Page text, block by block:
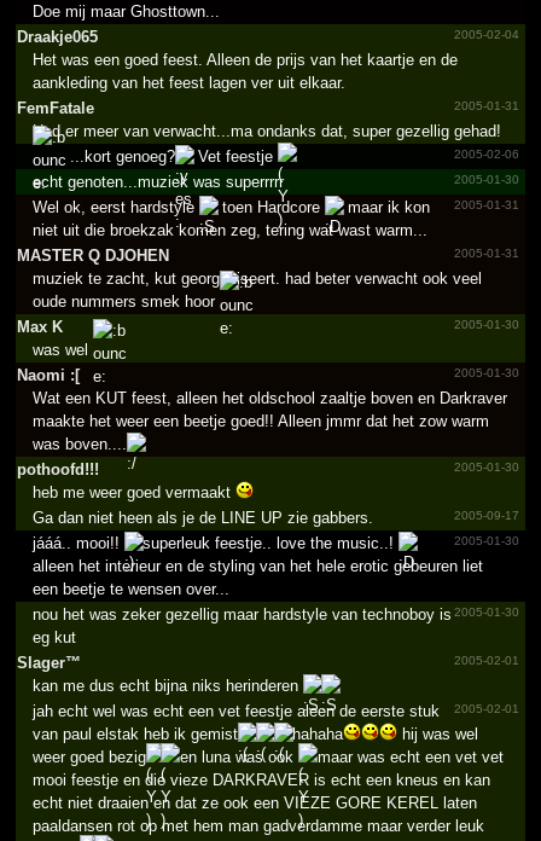
Doe mij maar Ghosttown...
Draakje065
2005-02-04
Het was een goed feest. Alleen de prijs van het kaartje en de
aankleding van het feest lagen ver uit elkaar.
FemFatale
2005-01-31
Had er meer van verwacht...ma ondanks dat, super gezellig gehad!
2005-02-06
...kort genoeg? Vet feestje
2005-01-30
echt genoten...muziek was superrrrr
2005-01-31
Wel ok, eerst hardstyle toen Hardcore
maar ik kon
niet uit die broekzak komen zeg, tering wat wast warm...
MASTER Q DJOHEN
2005-01-31
muziek te zacht, kut georganiseert. had beter verwacht ook veel
oude nummers smek hoor
Max K
2005-01-30
was wel
Naomi :[
2005-01-30
Wat een KUT feest, alleen het oldschool zaaltje boven en Darkraver
maakte het weer een beetje goed!! Alleen jmmr dat het zow warm
was boven....
pothoofd!!!
2005-01-30
heb me weer goed vermaakt
2005-09-17
Ga dan niet heen als je de LINE UP zie gabbers.
2005-01-30
jááá.. mooi!!
superleuk feestje.. love the music..!
alleen het interieur en de styling van het hele erotic gebeuren liet
een beetje te wensen over...
2005-01-30
nou het was zeker gezellig maar hardstyle van technoboy is
eg kut
Slager™
2005-02-01
kan me dus echt bijna niks herinderen
2005-02-01
jah echt wel was echt een vet feestje aleen de eerste stuk
van paul elstak heb ik gemist
hahaha
hij was wel
weer goed bezig
en luna was ook
maar was echt een vet vet
mooi feestje en die vieze DARKRAVER is echt een kneus en kan
echt niet draaien en dat ze ook een VIEZE GORE KEREL laten
paaldansen rot op met hem man gadverdamme maar verder leuk